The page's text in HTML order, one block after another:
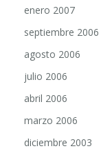
septiembre 2006
agosto 2006
julio 2006
abril 2006
marzo 2006
diciembre 2003